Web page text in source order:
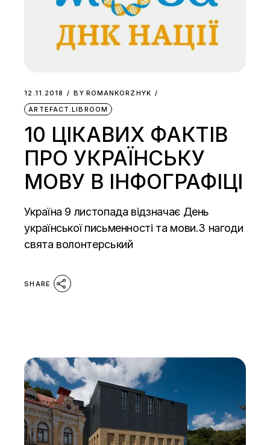
12.11.2018 BY ROMANKORZHYK
ARTEFACT.LIBROOM
10 ЦІКАВИХ ФАКТІВ
ПРО УКРАЇНСЬКУ
МОВУ В ІНФОГРАФІЦІ
Україна 9 листопада відзначає День
української письменності та мови.З нагоди
свята волонтерський
SHARE